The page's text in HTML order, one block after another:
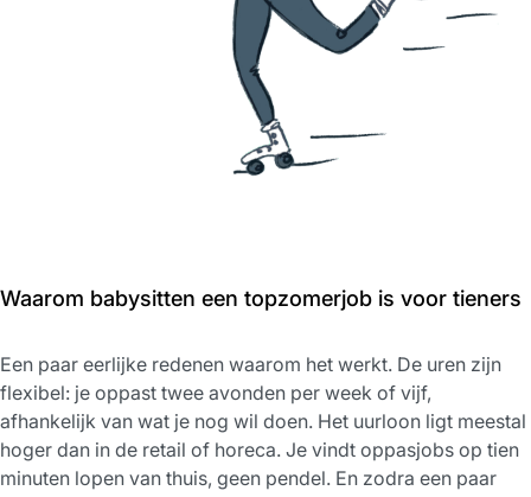
Waarom babysitten een topzomerjob is voor tieners
Een paar eerlijke redenen waarom het werkt. De uren zijn
flexibel: je oppast twee avonden per week of vijf,
afhankelijk van wat je nog wil doen. Het uurloon ligt meestal
hoger dan in de retail of horeca. Je vindt oppasjobs op tien
minuten lopen van thuis, geen pendel. En zodra een paar